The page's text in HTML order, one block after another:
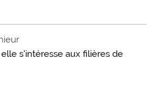
s'intéresse aux filières de